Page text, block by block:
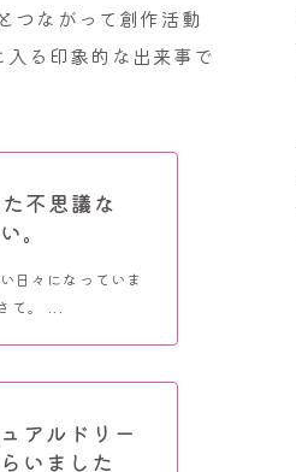
つながって創作活動
る印象的な出来事で
不思議な
。
日々になっていま
て。 ...
アルドリー
いました